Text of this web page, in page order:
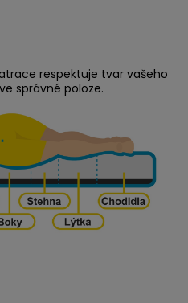
respektuje tvar vašeho
správné poloze.